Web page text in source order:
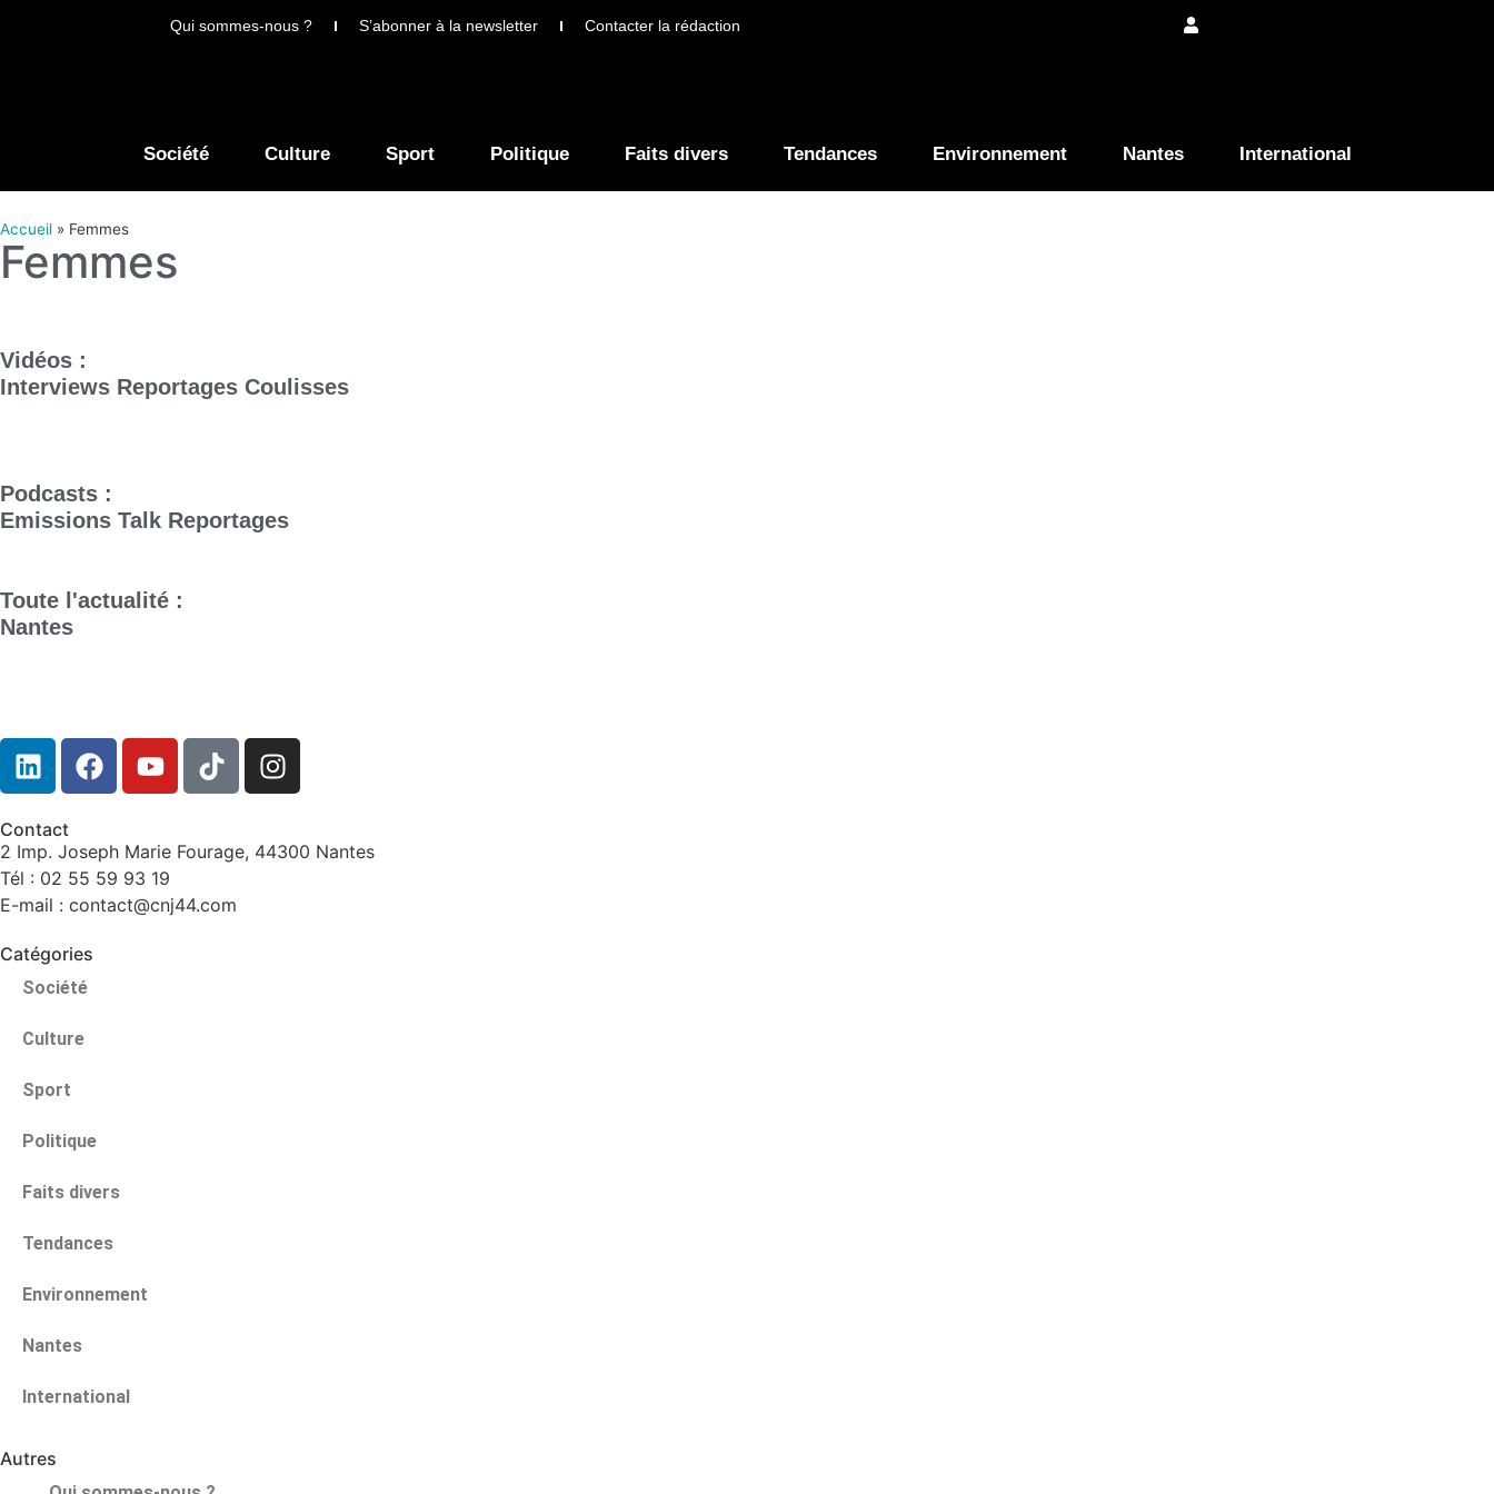
Qui sommes-nous ? S’abonner à la newsletter Contacter la rédaction
Société Culture Sport Politique Faits divers Tendances Environnement Nantes International
Accueil » Femmes
Femmes
Vidéos :
Interviews Reportages Coulisses
Podcasts :
Emissions Talk Reportages
Toute l'actualité :
Nantes
Contact
2 Imp. Joseph Marie Fourage, 44300 Nantes
Tél : 02 55 59 93 19
E-mail : contact@cnj44.com
Catégories
Société
Culture
Sport
Politique
Faits divers
Tendances
Environnement
Nantes
International
Autres